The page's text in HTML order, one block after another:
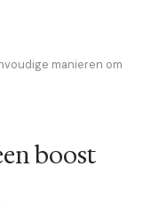
manieren om
boost